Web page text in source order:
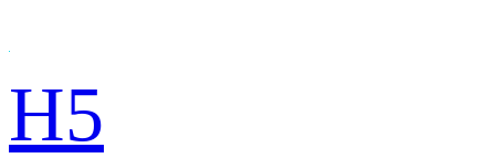
H5